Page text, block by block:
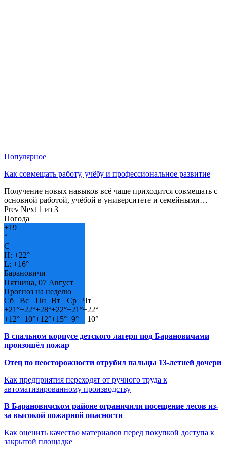
Популярное
Как совмещать работу, учёбу и профессиональное развитие
Получение новых навыков всё чаще приходится совмещать с
основной работой, учёбой в университете и семейными…
Prev Next 1 из 3
Погода
+19
°
C
H: +22°
L: +16°
Барановичи
Пятница, 07 Август
Прогноз на неделю
Сб
Вс Пн Вт Ср
Чт
+21°+22°+28°+22°+21°+22°
+12°+10°+12°+15°+9° +10°
В спальном корпусе детского лагеря под Барановичами
произошёл пожар
Отец по неосторожности отрубил пальцы 13-летней дочери
Как предприятия переходят от ручного труда к
автоматизированному производству
В Барановичском районе ограничили посещение лесов из-
за высокой пожарной опасности
Как оценить качество материалов перед покупкой доступа к
закрытой площадке